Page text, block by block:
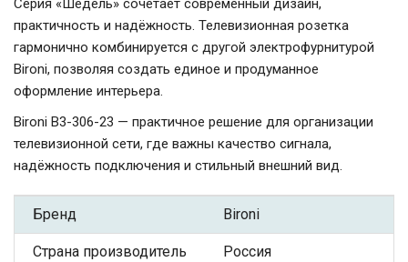
Серия «Шедель» сочетает современный дизайн,
практичность и надёжность. Телевизионная розетка
гармонично комбинируется с другой электрофурнитурой
Bironi, позволяя создать единое и продуманное
оформление интерьера.
Bironi B3-306-23 — практичное решение для организации
телевизионной сети, где важны качество сигнала,
надёжность подключения и стильный внешний вид.
Бренд Bironi
Страна производитель Россия